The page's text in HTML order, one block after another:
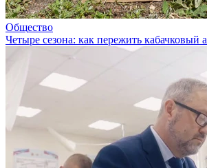
Общество
Четыре сезона: как пережить кабачковый